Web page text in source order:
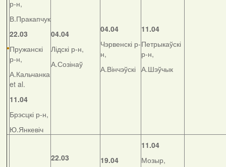
р-н,
В.Пракапчук
22.03
Пружанскі
р-н,
А.Кальчанка
et al.
11.04
Брэсцкі р-н,
Ю.Янкевіч
04.04
Лідскі р-н,
А.Созінаў
04.04
Чэрвенскі р-
н,
А.Вінчэўскі
11.04
Петрыкаўскі
р-н,
А.Шэўчык
22.03
19.04
11.04
Мозыр,